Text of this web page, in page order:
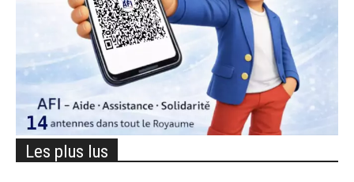
Les plus lus